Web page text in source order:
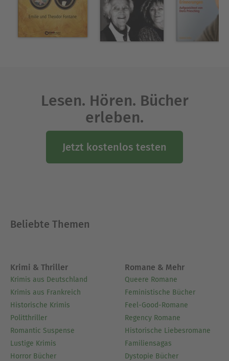
sie nach London, München und Hamburg. Marina
Bohlmann-Modersohn ist verheiratet, hat zwei
Kinder und lebt heute als freie Autorin bei
Lesen. Hören. Bücher
erleben.
Jetzt kostenlos testen
Beliebte Themen
Krimi & Thriller
Krimis aus Deutschland
Krimis aus Frankreich
Historische Krimis
Politthriller
Romantic Suspense
Lustige Krimis
Horror Bücher
Romane & Mehr
Queere Romane
Feministische Bücher
Feel-Good-Romane
Regency Romane
Historische Liebesromane
Familiensagas
Dystopie Bücher